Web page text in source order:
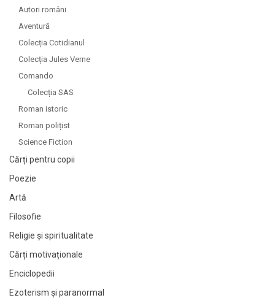
Autori români
Aventură
Colecția Cotidianul
Colecția Jules Verne
Comando
Colecția SAS
Roman istoric
Roman polițist
Science Fiction
Cărți pentru copii
Poezie
Artă
Filosofie
Religie și spiritualitate
Cărți motivaționale
Enciclopedii
Ezoterism și paranormal